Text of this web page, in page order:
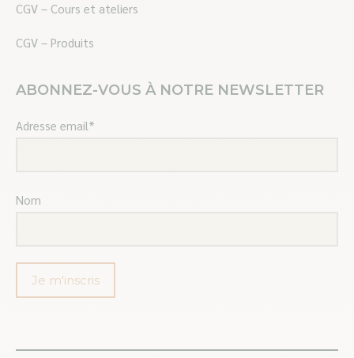
CGV – Cours et ateliers
CGV – Produits
ABONNEZ-VOUS À NOTRE NEWSLETTER
Adresse email*
Nom